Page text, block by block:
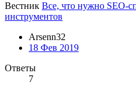
Вестник Все, что нужно SEO-
инструментов
Arsenn32
18 Фев 2019
Ответы
7